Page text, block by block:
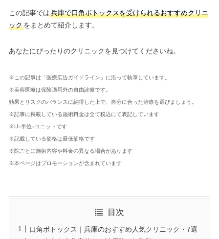
この記事では兵庫で口角ボトックスを受けられるおすすめクリニ
ックをまとめて紹介します。
あなたにぴったりのクリニックを見つけてくださいね。
※この記事は「医療広告ガイドライン」に沿って執筆しています。
※美容医療は保険適用外の自由診療です。
効果とリスクのバランスに納得した上で、自分に合った治療を選びましょう。
※記事に掲載している施術料金は全て税込にて表記しています
※U=単位=ユニットです
※記載している価格は最低価格です
※院ごとに施術内容や料金の異なる場合があります
※本ページはプロモーションが含まれています
目次
口角ボトックス｜兵庫のおすすめ人気クリニック・7選